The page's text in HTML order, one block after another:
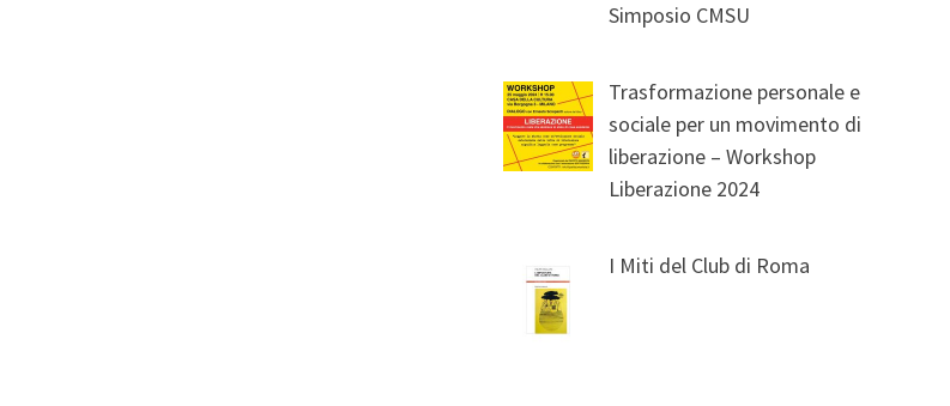
Simposio CMSU
Trasformazione personale e
sociale per un movimento di
liberazione – Workshop
Liberazione 2024
I Miti del Club di Roma